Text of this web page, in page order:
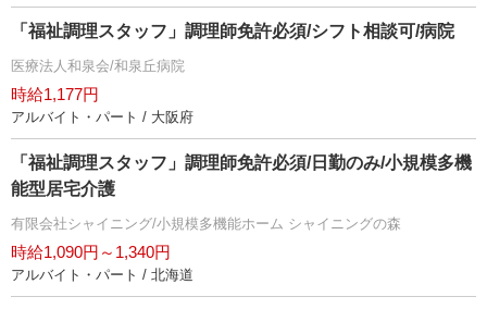
「福祉調理スタッフ」調理師免許必須/シフト相談可/病院
医療法人和泉会/和泉丘病院
時給1,177円
アルバイト・パート / 大阪府
「福祉調理スタッフ」調理師免許必須/日勤のみ/小規模多機
能型居宅介護
有限会社シャイニング/小規模多機能ホーム シャイニングの森
時給1,090円～1,340円
アルバイト・パート / 北海道